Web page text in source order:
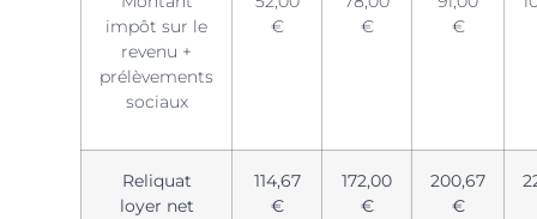
impôt sur le
revenu +
prélèvements
sociaux
€
€
€
Reliquat
loyer net
114,67
€
172,00
€
200,67
€